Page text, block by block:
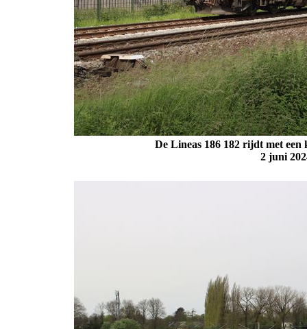
De Lineas 186 182 rijdt met
2 juni